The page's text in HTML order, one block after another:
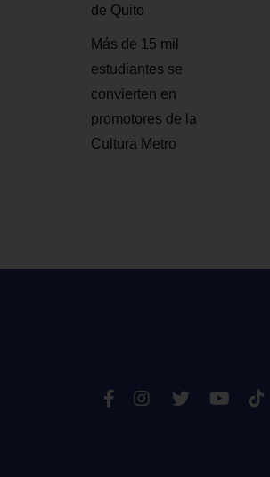
de Quito
Más de 15 mil
estudiantes se
convierten en
promotores de la
Cultura Metro